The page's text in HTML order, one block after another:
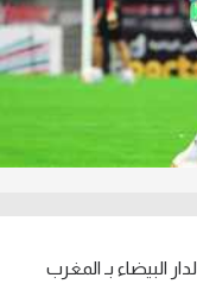
البيضاء بـ المغرب